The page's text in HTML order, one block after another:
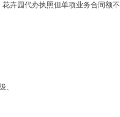
花卉园代办执照但单项业务合同额不